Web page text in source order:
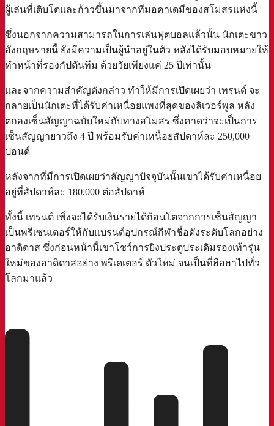
ผู้เล่นที่เติบโตและก้าวขึ้นมาจากทีมอคาเดมีของสโมสรแห่งนี้
ซึ่งนอกจากความสามารถในการเล่นฟุตบอลแล้วนั้น นักเตะขาว
อังกฤษรายนี้ ยังมีความเป็นผู้นำอยู่ในตัว หลังได้รับมอบหมายให้
ทำหน้าที่รองกัปตันทีม ด้วยวัยเพียงแค่ 25 ปีเท่านั้น
และจากความสำคัญดังกล่าว ทำให้มีการเปิดเผยว่า เทรนต์ จะ
กลายเป็นนักเตะที่ได้รับค่าเหนื่อยแพงที่สุดของลิเวอร์พูล หลัง
ตกลงเซ็นสัญญาฉบับใหม่กับทางสโมสร ซึ่งคาดว่าจะเป็นการ
เซ็นสัญญายาวถึง 4 ปี พร้อมรับค่าเหนื่อยสัปดาห์ละ 250,000
ปอนด์
หลังจากที่มีการเปิดเผยว่าสัญญาปัจจุบันนั้นเขาได้รับค่าเหนื่อย
อยู่ที่สัปดาห์ละ 180,000 ต่อสัปดาห์
ทั้งนี้ เทรนต์ เพิ่งจะได้รับเงินรายได้ก้อนโตจากการเซ็นสัญญา
เป็นพรีเซนเตอร์ให้กับแบรนด์อุปกรณ์กีฬาชื่อดังระดับโลกอย่าง
อาดิดาส ซึ่งก่อนหน้านี้เขาโชว์การยิงประตูประเดิมรองเท้ารุ่น
ใหม่ของอาดิดาสอย่าง พรีเดเตอร์ ตัวใหม่ จนเป็นที่ฮือฮาไปทั่ว
โลกมาแล้ว